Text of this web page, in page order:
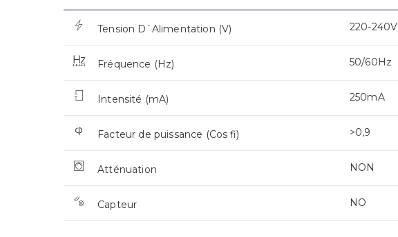
Tension D`Alimentation (V) 220-240V
Fréquence (Hz) 50/60Hz
Intensité (mA) 250mA
Facteur de puissance (Cos fi) >0,9
Atténuation NON
Capteur NO